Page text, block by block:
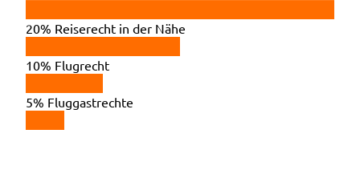
20% Reiserecht in der Nähe
10% Flugrecht
5% Fluggastrechte